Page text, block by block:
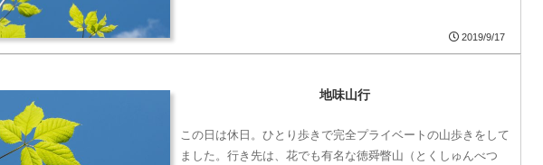
2019/9/17
地味山行
この日は休日。ひとり歩きで完全プライベートの山歩きをして
ました。行き先は、花でも有名な徳舜瞥山（とくしゅんべつ